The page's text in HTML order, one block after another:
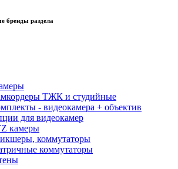
бренды раздела
ТЖК и студийные
- видеокамера + объектив
для видеокамер
камеры
коммутаторы
коммутаторы